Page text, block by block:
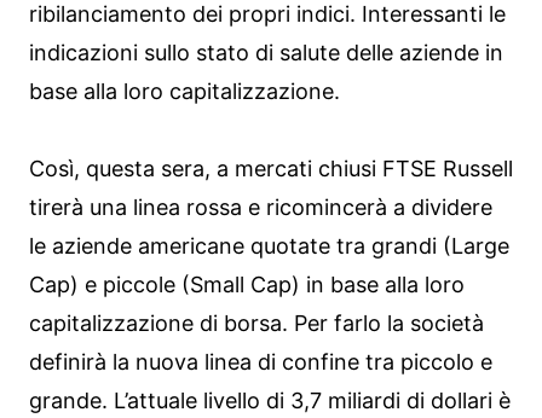
ribilanciamento dei propri indici. Interessanti le
indicazioni sullo stato di salute delle aziende in
base alla loro capitalizzazione.
Così, questa sera, a mercati chiusi FTSE Russell
tirerà una linea rossa e ricomincerà a dividere
le aziende americane quotate tra grandi (Large
Cap) e piccole (Small Cap) in base alla loro
capitalizzazione di borsa. Per farlo la società
definirà la nuova linea di confine tra piccolo e
grande. L’attuale livello di 3,7 miliardi di dollari è